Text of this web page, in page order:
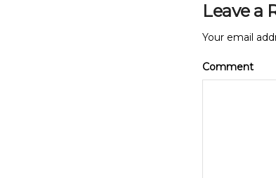
Leave a
Your email
Comment